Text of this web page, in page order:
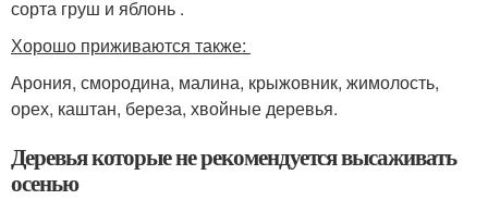
сорта груш и яблонь .
Хорошо приживаются также:
Арония, смородина, малина, крыжовник, жимолость,
орех, каштан, береза, хвойные деревья.
Деревья которые не рекомендуется высаживать
осенью